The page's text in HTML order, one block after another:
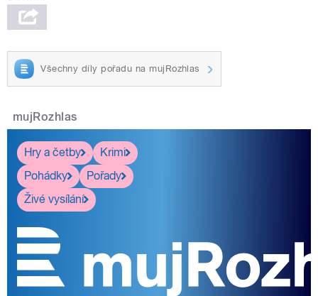
Všechny díly pořadu na mujRozhlas
mujRozhlas
Hry a četby
Krimi
Pohádky
Pořady
Živé vysílání